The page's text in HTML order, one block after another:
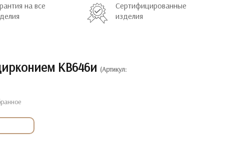
на все
Сертифицированные
изделия
КВ646и (Артикул: